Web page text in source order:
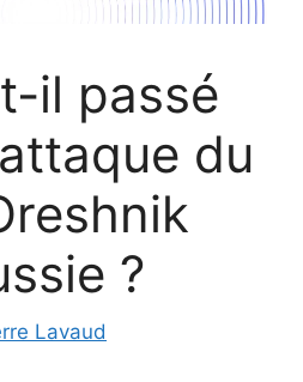
il passé
du
?
Lavaud